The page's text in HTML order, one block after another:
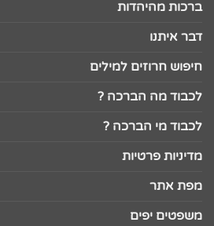
ברכות מהיהדות
דבר איתנו
חיפוש חרוזים למילים
לכבוד מה הברכה ?
לכבוד מי הברכה ?
מדיניות פרטיות
מפת אתר
משפטים יפים